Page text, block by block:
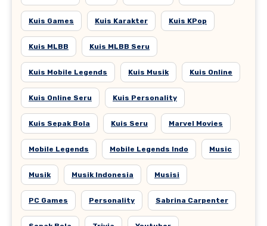
Kuis Games Kuis Karakter Kuis KPop
Kuis MLBB Kuis MLBB Seru
Kuis Mobile Legends Kuis Musik Kuis Online
Kuis Online Seru Kuis Personality
Kuis Sepak Bola Kuis Seru Marvel Movies
Mobile Legends Mobile Legends Indo Music
Musik Musik Indonesia Musisi
PC Games Personality Sabrina Carpenter